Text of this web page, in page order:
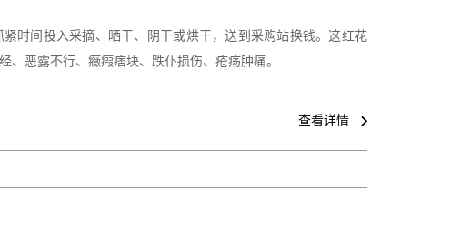
时间投入采摘、晒干、阴干或烘干，送到采购站换钱。这红花
、恶露不行、癥瘕痞块、跌仆损伤、疮疡肿痛。
查看详情